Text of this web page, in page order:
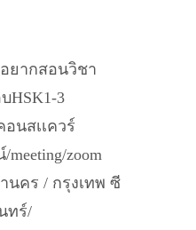
ยากสอนวิชา
HSK1-3
นสเเควร์
zoom
นคร / กรุงเทพ ซี
ทร์/